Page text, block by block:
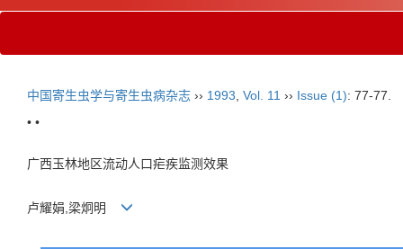
中国寄生虫学与寄生虫病杂志 ›› 1993 Vol. 11 ›› Issue (1): 77-77.
• •
广西玉林地区流动人口疟疾监测效果
卢耀娟,梁炯明